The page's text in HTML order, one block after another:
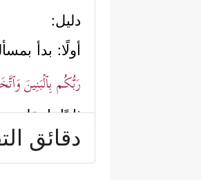
دليل:
أولًا: بدأ
رَبُّكُم بِٱلۡبَنِینَ
ثانيًا:
هذه الآلهة
دقائق